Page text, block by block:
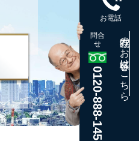
お電話
問合
せ
0120-888-145
既存のお客様はこちら